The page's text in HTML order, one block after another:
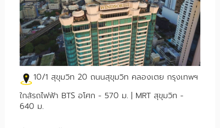
10/1 สุขุมวิท 20 ถนนสุขุมวิท คลองเตย กรุงเทพฯ
ใกล้รถไฟฟ้า BTS อโศก - 570 ม. | MRT สุขุมวิท -
640 ม.